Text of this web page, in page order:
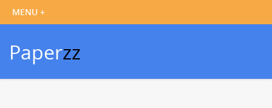
Paperzz